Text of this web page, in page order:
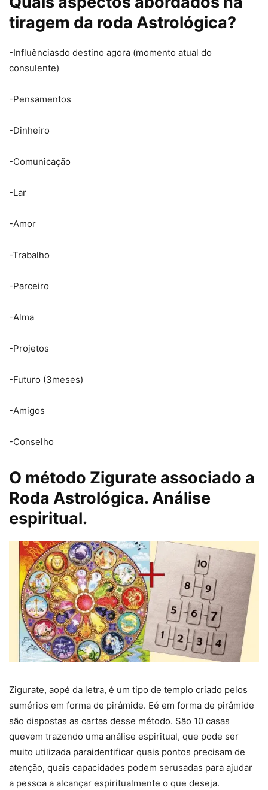
tiragem da roda Astrológica?
-Influênciasdo destino agora (momento atual do
consulente)
-Pensamentos
-Dinheiro
-Comunicação
-Lar
-Amor
-Trabalho
-Parceiro
-Alma
-Projetos
-Futuro (3meses)
-Amigos
-Conselho
O método Zigurate associado a
Roda Astrológica. Análise
espiritual.
Zigurate, aopé da letra, é um tipo de templo criado pelos
sumérios em forma de pirâmide. Eé em forma de pirâmide
são dispostas as cartas desse método. São 10 casas
quevem trazendo uma análise espiritual, que pode ser
muito utilizada paraidentificar quais pontos precisam de
atenção, quais capacidades podem serusadas para ajudar
a pessoa a alcançar espiritualmente o que deseja.